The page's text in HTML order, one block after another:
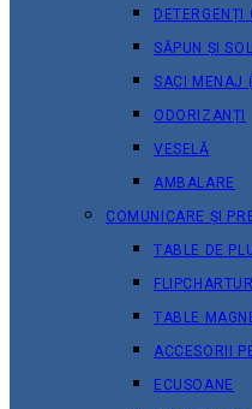
SĂPUN ȘI
SACI MENAJ
ODORIZANȚI
VESELĂ
AMBALARE
COMUNICARE ȘI
TABLE DE
TABLE
ACCESORII
ECUSOANE